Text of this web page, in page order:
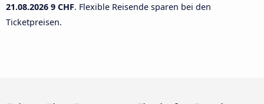
21.08.2026 9 CHF. Flexible Reisende sparen bei den
Ticketpreisen.